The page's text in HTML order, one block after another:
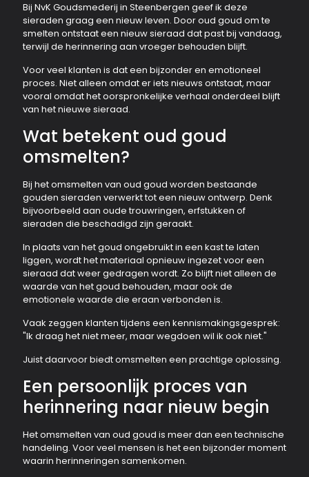
Bij NvK Goudsmederij in Steenbergen geef ik deze
sieraden graag een nieuw leven. Door oud goud om te
smelten ontstaat een nieuw sieraad dat past bij vandaag,
terwijl de herinnering aan vroeger behouden blijft.
Voor veel klanten is dat een bijzonder en emotioneel
proces. Niet alleen omdat er iets nieuws ontstaat, maar
vooral omdat het oorspronkelijke verhaal onderdeel blijft
van het nieuwe sieraad.
Wat betekent oud goud
omsmelten?
Bij het omsmelten van oud goud worden bestaande
gouden sieraden verwerkt tot een nieuw ontwerp. Denk
bijvoorbeeld aan oude trouwringen, erfstukken of
sieraden die beschadigd zijn geraakt.
In plaats van het goud ongebruikt in een kast te laten
liggen, wordt het materiaal opnieuw ingezet voor een
sieraad dat weer gedragen wordt. Zo blijft niet alleen de
waarde van het goud behouden, maar ook de
emotionele waarde die eraan verbonden is.
Vaak zeggen klanten tijdens een kennismakingsgesprek:
"Ik draag het niet meer, maar wegdoen wil ik ook niet."
Juist daarvoor biedt omsmelten een prachtige oplossing.
Een persoonlijk proces van
herinnering naar nieuw begin
Het omsmelten van oud goud is meer dan een technische
handeling. Voor veel mensen is het een bijzonder moment
waarin herinneringen samenkomen.